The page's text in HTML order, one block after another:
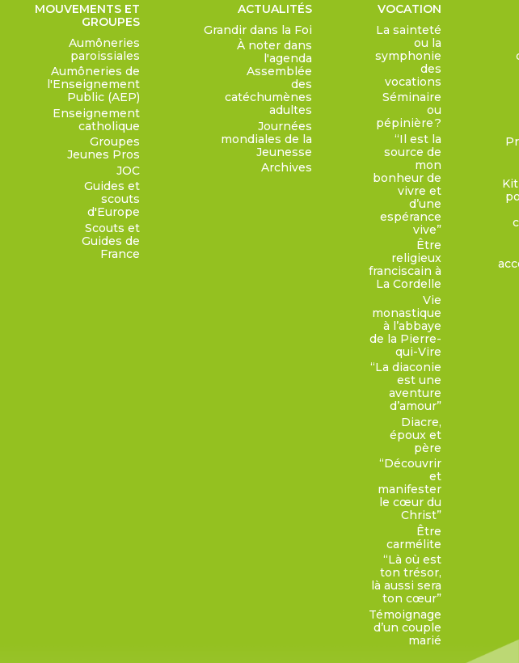
MOUVEMENTS ET
GROUPES
Aumôneries
paroissiales
Aumôneries de
l'Enseignement
Public (AEP)
Enseignement
catholique
Groupes
Jeunes Pros
JOC
Guides et
scouts
d'Europe
Scouts et
Guides de
France
ACTUALITÉS
Grandir dans la Foi
À noter dans
l'agenda
Assemblée
des
catéchumènes
adultes
Journées
mondiales de la
Jeunesse
Archives
VOCATION
La sainteté
ou la
symphonie
des
vocations
Séminaire
ou
pépinière ?
“Il est la
source de
mon
bonheur de
vivre et
d’une
espérance
vive”
Être
religieux
franciscain à
La Cordelle
Vie
monastique
à l’abbaye
de la Pierre-
qui-Vire
“La diaconie
est une
aventure
d’amour”
Diacre,
époux et
père
“Découvrir
et
manifester
le cœur du
Christ”
Être
carmélite
“Là où est
ton trésor,
là aussi sera
ton cœur”
Témoignage
d’un couple
marié